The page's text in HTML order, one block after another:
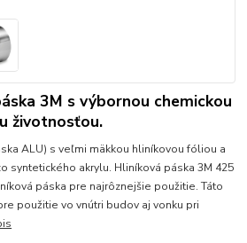
3M s výbornou chemickou
životnosťou.
ALU) s veľmi mäkkou hliníkovou fóliou a
syntetického akrylu. Hliníková páska 3M 425
páska pre najrôznejšie použitie. Táto
použitie vo vnútri budov aj vonku pri